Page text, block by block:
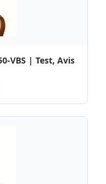
VBS | Test, Avis